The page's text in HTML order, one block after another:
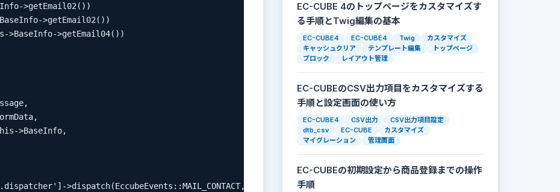
>getEmail02())
>getEmail02())
>BaseInfo->getEmail04())
>BaseInfo,
>dispatch(EccubeEvents::MAIL_CONTACT, $event);
EC-CUBE 4のトップページをカスタマイズす
る手順とTwig編集の基本
EC-CUBE4 EC-CUBE4 Twig
カスタマイズ
キャッシュクリア
テンプレート編集
トップページ
ブロック
レイアウト管理
EC-CUBEのCSV出力項目をカスタマイズする
手順と設定画面の使い方
EC-CUBE4 CSV出力
CSV出力項目設定
dtb_csv
EC-CUBE
カスタマイズ
マイグレーション
管理画面
EC-CUBEの初期設定から商品登録までの操作
手順